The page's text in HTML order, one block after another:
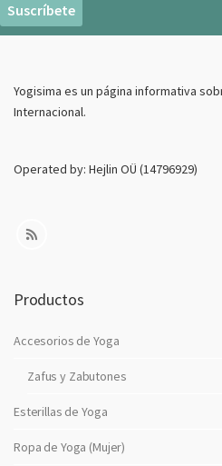
e
Yogisima es un página informativa
Internacional.
Operated by: Hejlin OÜ (14796929)
Productos
Accesorios de Yoga
Zafus y Zabutones
Esterillas de Yoga
Ropa de Yoga (Mujer)